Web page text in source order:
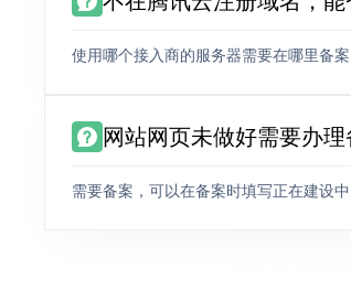
使用哪个接入商的服务器需要在哪里备
网站网页未做好需要办理
需要备案，可以在备案时填写正在建设中